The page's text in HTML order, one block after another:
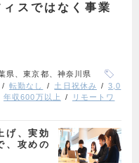
スではなく事業
県、東京都、神奈川県
転勤なし 土日祝休み
3,0
年収600万以上
リモートワ
げ、実効
、攻めの